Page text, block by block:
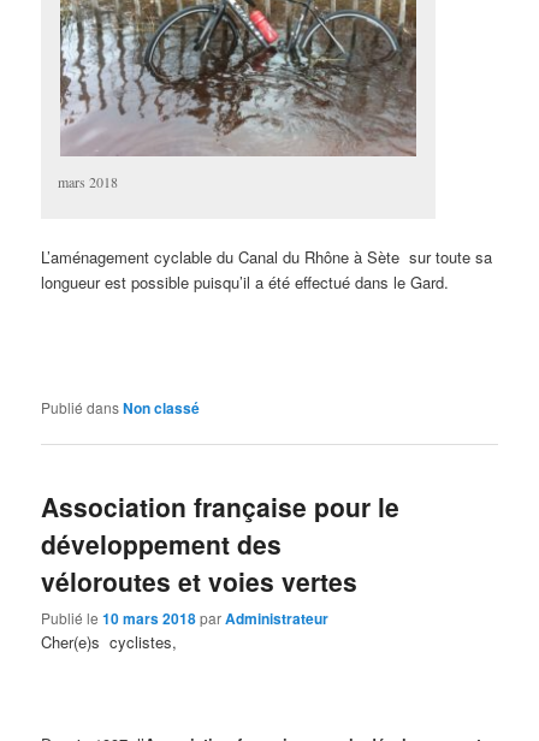
mars 2018
L’aménagement cyclable du Canal du Rhône à Sète sur toute sa
longueur est possible puisqu’il a été effectué dans le Gard.
Publié dansNon classé
Association française pour le
développement des
véloroutes et voies vertes
Publié le10 mars 2018parAdministrateur
Cher(e)s cyclistes,